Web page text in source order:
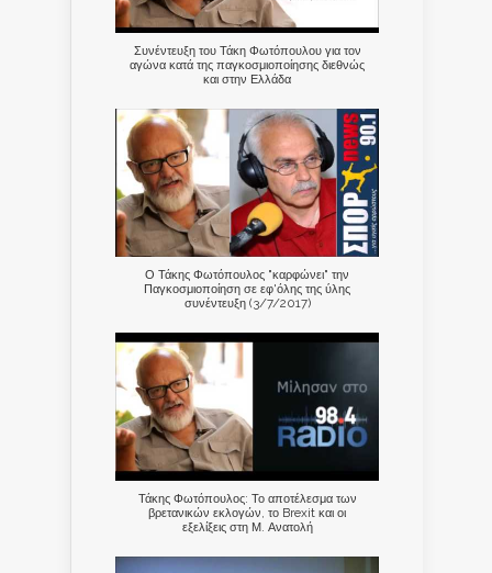
Συνέντευξη του Τάκη Φωτόπουλου για τον
αγώνα κατά της παγκοσμιοποίησης διεθνώς
και στην Ελλάδα
Ο Τάκης Φωτόπουλος "καρφώνει" την
Παγκοσμιοποίηση σε εφ'όλης της ύλης
συνέντευξη (3/7/2017)
Τάκης Φωτόπουλος: Το αποτέλεσμα των
βρετανικών εκλογών, το Brexit και οι
εξελίξεις στη Μ. Ανατολή